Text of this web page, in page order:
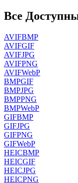
Все
AVIFBMP
AVIFGIF
AVIFJPG
AVIFPNG
AVIFWebP
BMPGIF
BMPJPG
BMPPNG
BMPWebP
GIFBMP
GIFJPG
GIFPNG
GIFWebP
HEICBMP
HEICGIF
HEICJPG
HEICPNG